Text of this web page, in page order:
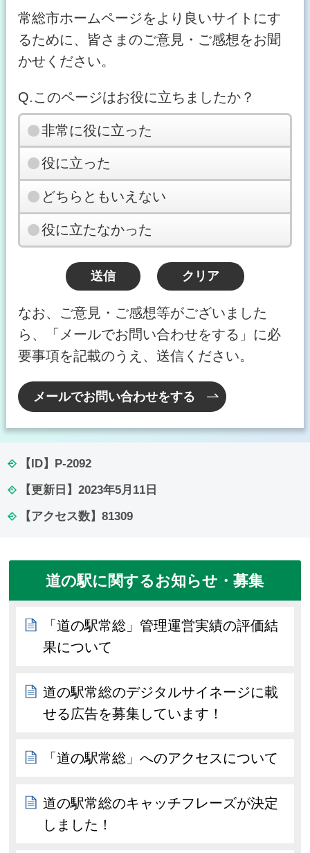
常総市ホームページをより良いサイトにす
るために、皆さまのご意見・ご感想をお聞
かせください。
Q.このページはお役に立ちましたか？
非常に役に立った
役に立った
どちらともいえない
役に立たなかった
なお、ご意見・ご感想等がございました
ら、「メールでお問い合わせをする」に必
要事項を記載のうえ、送信ください。
メールでお問い合わせをする
【ID】 P-2092
【更新日】 2023年5月11日
【アクセス数】 81309
道の駅に関するお知らせ・募集
「道の駅常総」管理運営実績の評価結
果について
道の駅常総のデジタルサイネージに載
せる広告を募集しています！
「道の駅常総」へのアクセスについて
道の駅常総のキャッチフレーズが決定
しました！